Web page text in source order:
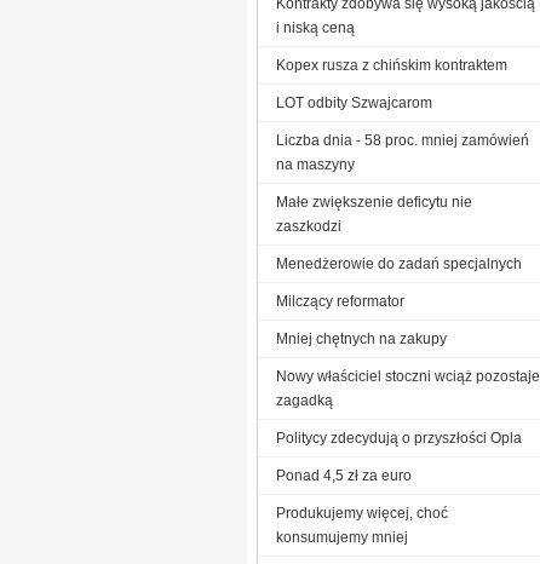
i niską ceną
Kopex rusza z chińskim kontraktem
LOT odbity Szwajcarom
Liczba dnia - 58 proc. mniej zamówień
na maszyny
Małe zwiększenie deficytu nie
zaszkodzi
Menedżerowie do zadań specjalnych
Milczący reformator
Mniej chętnych na zakupy
Nowy właściciel stoczni wciąż pozostaje
zagadką
Politycy zdecydują o przyszłości Opla
Ponad 4,5 zł za euro
Produkujemy więcej, choć
konsumujemy mniej